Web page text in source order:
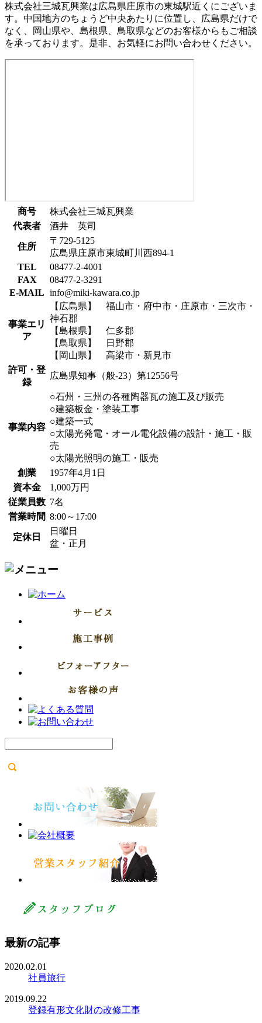
株式会社三城瓦興業は広島県庄原市の東城駅近くにございま
す。中国地方のちょうど中央あたりに位置し、広島県だけで
なく、岡山県や、島根県、鳥取県などのお客様からもご相談
を承っております。是非、お気軽にお問い合わせください。
商号
株式会社三城瓦興業
代表者
酒井 英司
住所
〒729-5125
広島県庄原市東城町川西894-1
TEL
08477-2-4001
FAX
08477-2-3291
E-MAIL info@miki-kawara.co.jp
事業エリ
ア
【広島県】 福山市・府中市・庄原市・三次市・
神石郡
【島根県】 仁多郡
【鳥取県】 日野郡
【岡山県】 高梁市・新見市
許可・登
録
広島県知事（般-23）第12556号
事業内容
○石州・三州の各種陶器瓦の施工及び販売
○建築板金・塗装工事
○建築一式
○太陽光発電・オール電化設備の設計・施工・販
売
○太陽光照明の施工・販売
創業
1957年4月1日
資本金
1,000万円
従業員数 7名
営業時間 8:00～17:00
定休日
日曜日
盆・正月
最新の記事
2020.02.01
社員旅行
2019.09.22
登録有形文化財の改修工事